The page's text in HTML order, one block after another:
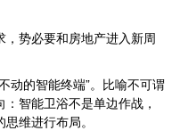
势必要和房地产进入新周
动的智能终端”。比喻不可谓
智能卫浴不是单边作战，
维进行布局。